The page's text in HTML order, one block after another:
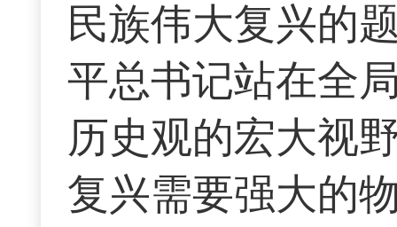
民族伟大复兴的
平总书记站在全
历史观的宏大视
复兴需要强大的